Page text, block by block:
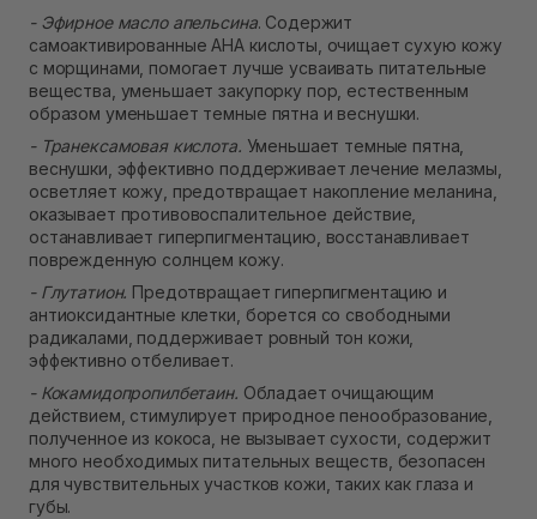
- Эфирное масло апельсина. Содержит
самоактивированные AHA кислоты, очищает сухую кожу
с морщинами, помогает лучше усваивать питательные
вещества, уменьшает закупорку пор, естественным
образом уменьшает темные пятна и веснушки.
- Транексамовая кислота. Уменьшает темные пятна,
веснушки, эффективно поддерживает лечение мелазмы,
осветляет кожу, предотвращает накопление меланина,
оказывает противовоспалительное действие,
останавливает гиперпигментацию, восстанавливает
поврежденную солнцем кожу.
- Глутатион. Предотвращает гиперпигментацию и
антиоксидантные клетки, борется со свободными
радикалами, поддерживает ровный тон кожи,
эффективно отбеливает.
- Кокамидопропилбетаин. Обладает очищающим
действием, стимулирует природное пенообразование,
полученное из кокоса, не вызывает сухости, содержит
много необходимых питательных веществ, безопасен
для чувствительных участков кожи, таких как глаза и
губы.